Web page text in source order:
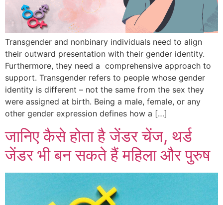
Transgender and nonbinary individuals need to align
their outward presentation with their gender identity.
Furthermore, they need a comprehensive approach to
support. Transgender refers to people whose gender
identity is different – not the same from the sex they
were assigned at birth. Being a male, female, or any
other gender expression defines how a […]
जानिए कैसे होता है जेंडर चेंज, थर्ड
जेंडर भी बन सकते हैं महिला और पुरुष